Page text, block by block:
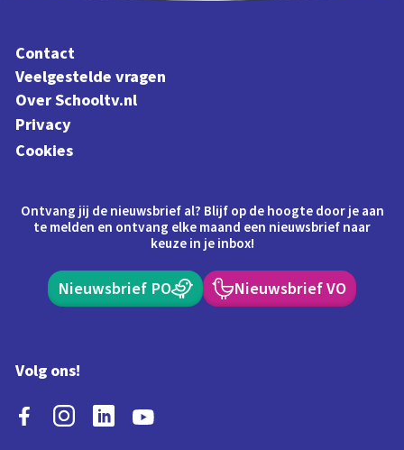
Contact
Veelgestelde vragen
Over Schooltv.nl
Privacy
Cookies
Ontvang jij de nieuwsbrief al? Blijf op de hoogte door je aan
te melden en ontvang elke maand een nieuwsbrief naar
keuze in je inbox!
Nieuwsbrief PO Nieuwsbrief VO
Volg ons!